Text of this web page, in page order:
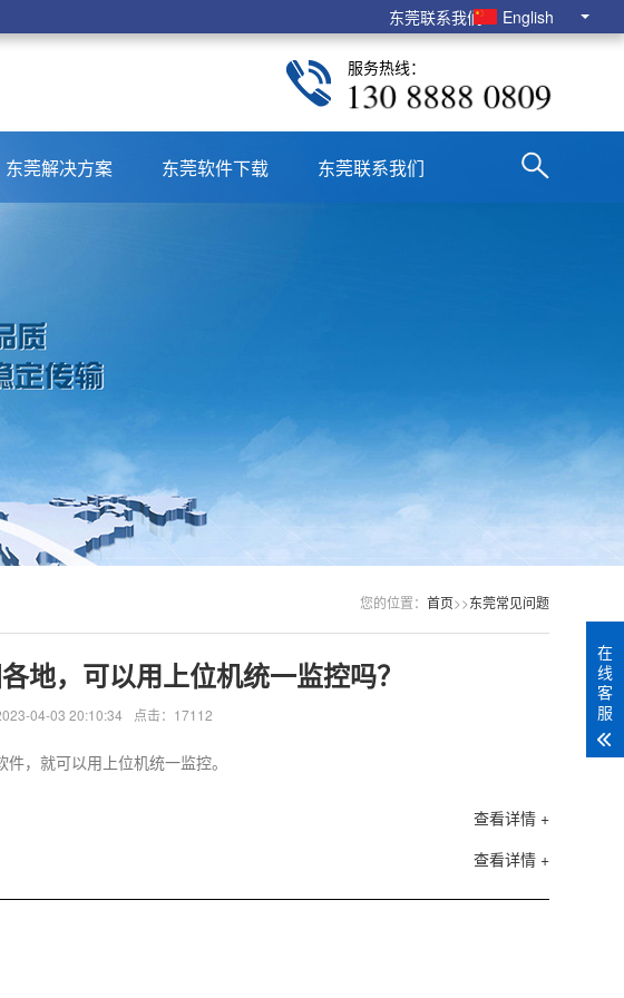
东莞联系我们 English
服务热线：
130 8888 0809
东莞解决方案 东莞软件下载 东莞联系我们
您的位置： 首页>>东莞常见问题
地，可以用上位机统一监控吗？
04-03 20:10:34 点击：17112
，就可以用上位机统一监控。
查看详情 +
查看详情 +
在
线
客
服